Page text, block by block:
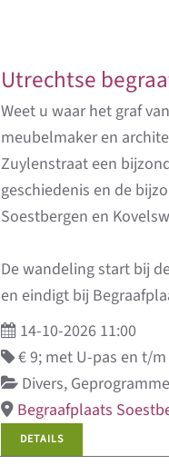
Utrechtse
Weet u waar het graf
meubelmaker en
Zuylenstraat een
geschiedenis en de
Soestbergen en
De wandeling start bij
en eindigt bij
14-10-2026 11:00
€ 9; met U-pas en t/m
Divers,
Begraafplaats
DETAILS